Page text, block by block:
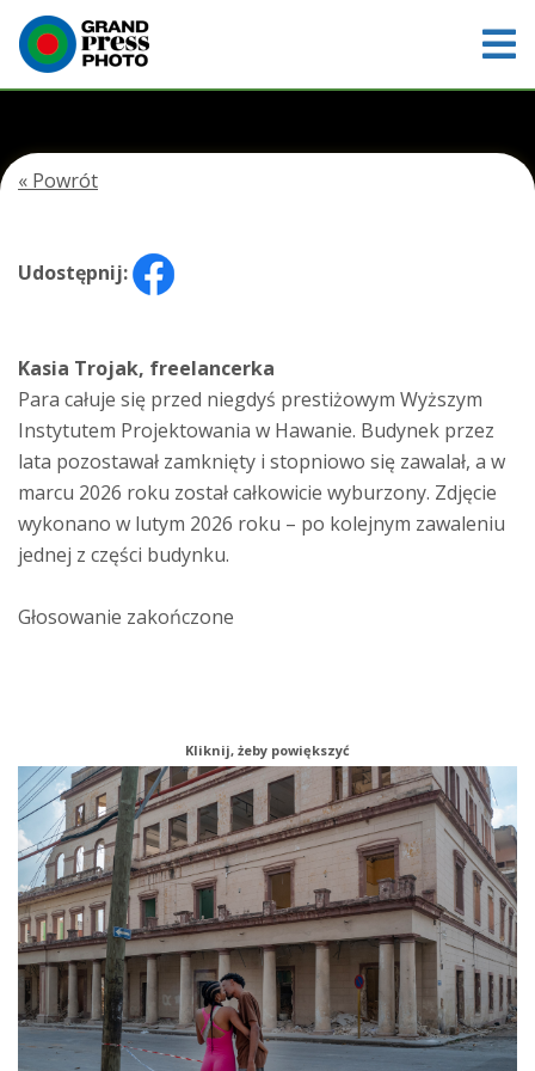
« Powrót
Udostępnij:
Kasia Trojak, freelancerka
Para całuje się przed niegdyś prestiżowym Wyższym
Instytutem Projektowania w Hawanie. Budynek przez
lata pozostawał zamknięty i stopniowo się zawalał, a w
marcu 2026 roku został całkowicie wyburzony. Zdjęcie
wykonano w lutym 2026 roku – po kolejnym zawaleniu
jednej z części budynku.
Głosowanie zakończone
Kliknij, żeby powiększyć